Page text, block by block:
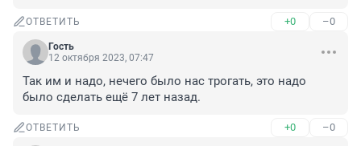
ОТВЕТИТЬ +0 –0
Гость
12 октября 2023, 07:47
Так им и надо, нечего было нас трогать, это надо
было сделать ещё 7 лет назад.
ОТВЕТИТЬ +0 –0